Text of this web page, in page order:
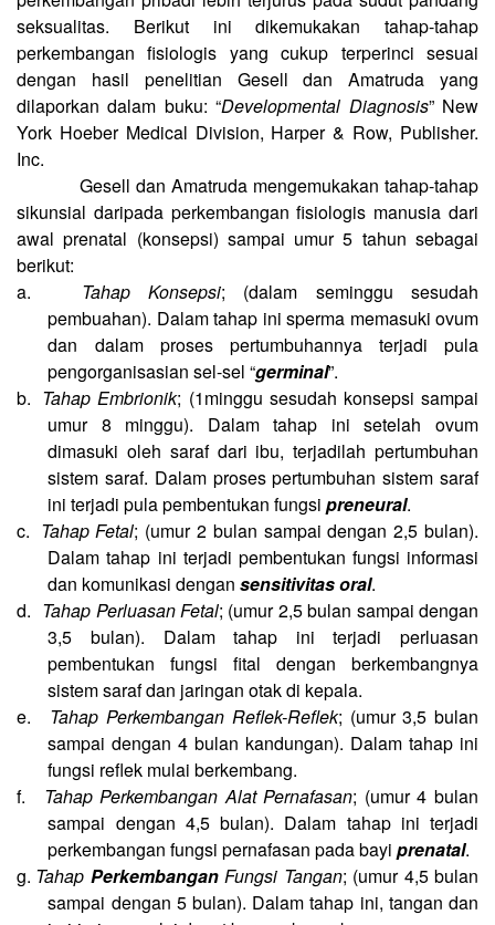
seksualitas. Berikut ini dikemukakan tahap-tahap
perkembangan fisiologis yang cukup terperinci sesuai
dengan hasil penelitian Gesell dan Amatruda yang
dilaporkan dalam buku: “Developmental Diagnosis” New
York Hoeber Medical Division, Harper & Row, Publisher.
Inc.
Gesell dan Amatruda mengemukakan tahap-tahap
sikunsial daripada perkembangan fisiologis manusia dari
awal prenatal (konsepsi) sampai umur 5 tahun sebagai
berikut:
a.
Tahap Konsepsi; (dalam seminggu sesudah
pembuahan). Dalam tahap ini sperma memasuki ovum
dan dalam proses pertumbuhannya terjadi pula
pengorganisasian sel-sel “germinal”.
b. Tahap Embrionik; (1minggu sesudah konsepsi sampai
umur 8 minggu). Dalam tahap ini setelah ovum
dimasuki oleh saraf dari ibu, terjadilah pertumbuhan
sistem saraf. Dalam proses pertumbuhan sistem saraf
ini terjadi pula pembentukan fungsipreneural.
c. Tahap Fetal; (umur 2 bulan sampai dengan 2,5 bulan).
Dalam tahap ini terjadi pembentukan fungsi informasi
dan komunikasi dengansensitivitas oral.
d. Tahap Perluasan Fetal; (umur 2,5 bulan sampai dengan
3,5 bulan). Dalam tahap ini terjadi perluasan
pembentukan fungsi fital dengan berkembangnya
sistem saraf dan jaringan otak di kepala.
e.
Tahap Perkembangan Reflek-Reflek; (umur 3,5 bulan
sampai dengan 4 bulan kandungan). Dalam tahap ini
fungsi reflek mulai berkembang.
f.
Tahap Perkembangan Alat Pernafasan; (umur 4 bulan
sampai dengan 4,5 bulan). Dalam tahap ini terjadi
perkembangan fungsi pernafasan pada bayiprenatal.
g. Tahap PerkembanganFungsi Tangan; (umur 4,5 bulan
sampai dengan 5 bulan). Dalam tahap ini, tangan dan